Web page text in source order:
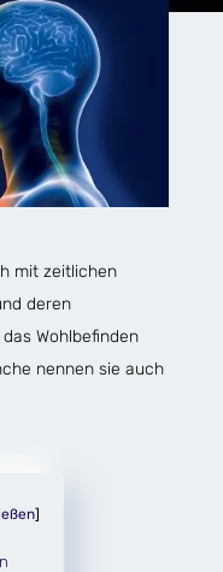
mit zeitlichen
deren
Wohlbefinden
nennen sie auch
]